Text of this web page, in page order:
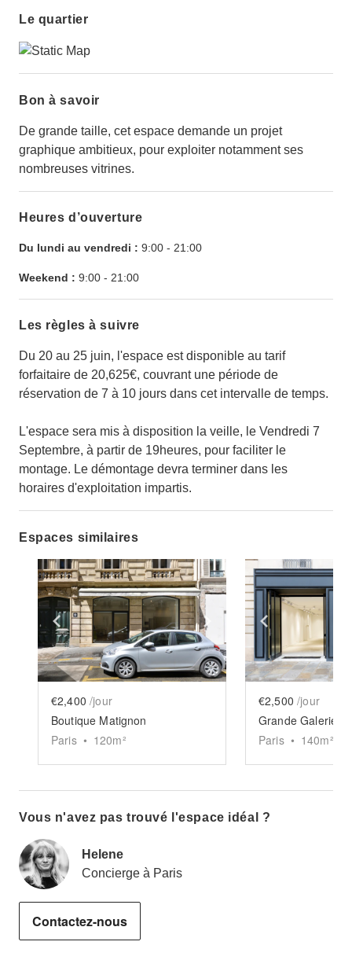
Le quartier
Bon à savoir
De grande taille, cet espace demande un projet
graphique ambitieux, pour exploiter notamment ses
nombreuses vitrines.
Heures d’ouverture
Du lundi au vendredi : 9:00 - 21:00
Weekend : 9:00 - 21:00
Les règles à suivre
Du 20 au 25 juin, l'espace est disponible au tarif
forfaitaire de 20,625€, couvrant une période de
réservation de 7 à 10 jours dans cet intervalle de temps.
L'espace sera mis à disposition la veille, le Vendredi 7
Septembre, à partir de 19heures, pour faciliter le
montage. Le démontage devra terminer dans les
horaires d'exploitation impartis.
Espaces similaires
Show previous slide Show next slide
€2,400 /jour
Boutique Matignon
Paris • 120m²
Show
€2,500 /jour
Grande Galerie
Paris • 140m²
Vous n'avez pas trouvé l'espace idéal ?
Helene
Concierge à Paris
Contactez-nous